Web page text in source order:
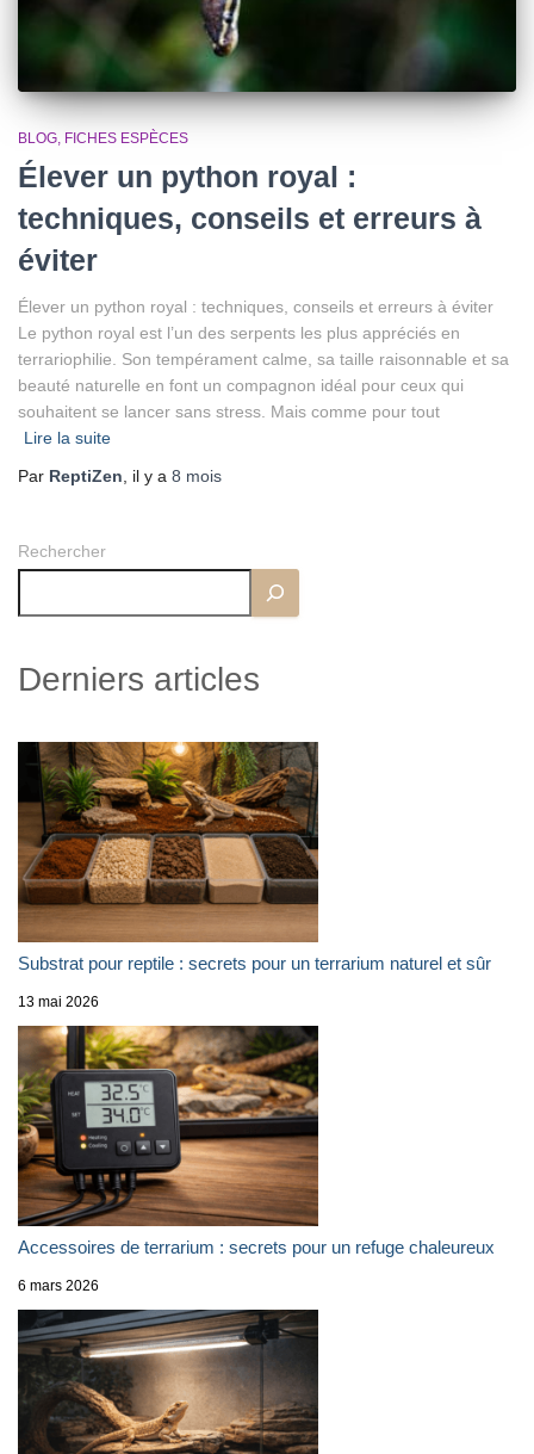
BLOG FICHES ESPÈCES
Élever un python royal :
techniques, conseils et erreurs à
éviter
Élever un python royal : techniques, conseils et erreurs à éviter
Le python royal est l’un des serpents les plus appréciés en
terrariophilie. Son tempérament calme, sa taille raisonnable et sa
beauté naturelle en font un compagnon idéal pour ceux qui
souhaitent se lancer sans stress. Mais comme pour tout
Lire la suite
Par ReptiZen , il y a 8 mois
Rechercher
Derniers articles
Substrat pour reptile : secrets pour un terrarium naturel et sûr
13 mai 2026
Accessoires de terrarium : secrets pour un refuge chaleureux
6 mars 2026